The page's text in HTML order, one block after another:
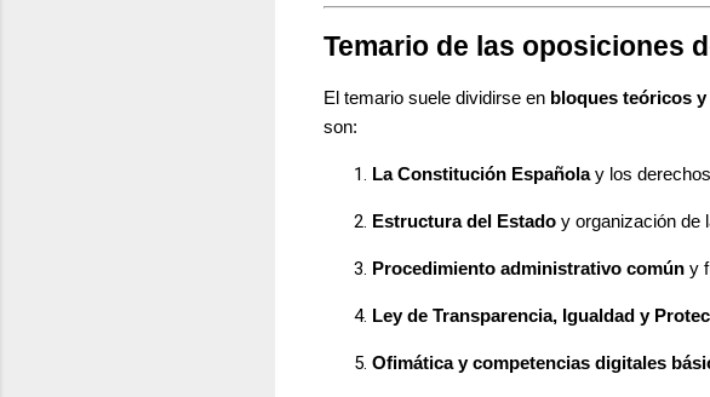
Temario de las oposiciones
El temario suele dividirse en bloques teóricos
son:
La Constitución Españolay los
Estructura del Estado y organización de
Procedimiento administrativo común y
Ley de Transparencia, Igualdad y
Ofimática y competencias digitales